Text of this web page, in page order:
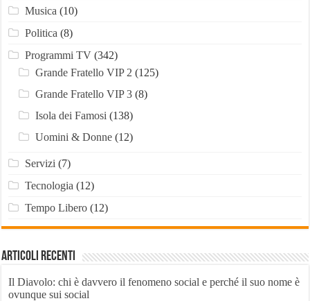
Musica (10)
Politica (8)
Programmi TV(342)
Grande Fratello VIP 2 (125)
Grande Fratello VIP 3(8)
Isola dei Famosi (138)
Uomini & Donne(12)
Servizi (7)
Tecnologia (12)
Tempo Libero(12)
Articoli recenti
Il Diavolo: chi è davvero il fenomeno social e perché il suo nome è
ovunque sui social